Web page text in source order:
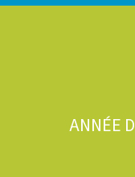
ANNÉE